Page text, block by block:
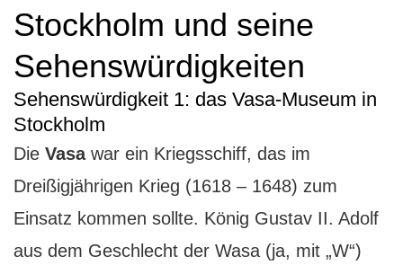
Stockholm und seine
Sehenswürdigkeiten
Sehenswürdigkeit 1: das Vasa-Museum in
Stockholm
Die Vasawar ein Kriegsschiff, das im
Dreißigjährigen Krieg (1618 – 1648) zum
Einsatz kommen sollte. König Gustav II. Adolf
aus dem Geschlecht der Wasa (ja, mit „W“)